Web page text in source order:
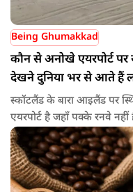
Being Ghumakkad
कौन से अनोखे एयरपोर्ट पर
देखने दुनिया भर से आते हैं
स्कॉटलैंड के बारा आइलैंड पर
एयरपोर्ट है जहाँ पक्के रनवे
लैंड करते हैं। ये दुनिया का
से ही अपनी उड़ान भरते हैं।
ही रनवे का काम करता है।